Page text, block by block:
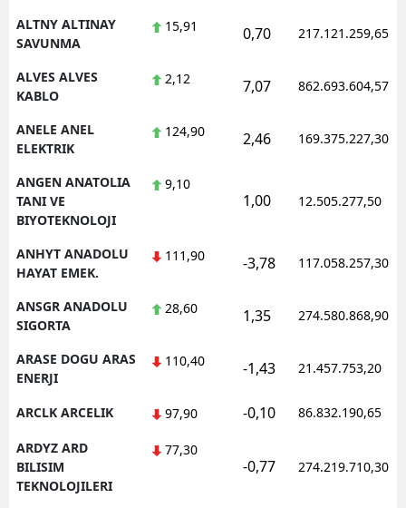
ALTNY ALTINAY
SAVUNMA
15,91 0,70 217.121.259,65
ALVES ALVES
KABLO
2,12 7,07 862.693.604,57
ANELE ANEL
ELEKTRIK
124,90 2,46 169.375.227,30
ANGEN ANATOLIA
TANI VE
BIYOTEKNOLOJI
9,10
1,00 12.505.277,50
ANHYT ANADOLU
HAYAT EMEK.
111,90 -3,78 117.058.257,30
ANSGR ANADOLU
SIGORTA
28,60 1,35 274.580.868,90
ARASE DOGU ARAS
ENERJI
110,40 -1,43 21.457.753,20
ARCLK ARCELIK 97,90 -0,10 86.832.190,65
ARDYZ ARD
BILISIM
TEKNOLOJILERI
77,30
-0,77 274.219.710,30